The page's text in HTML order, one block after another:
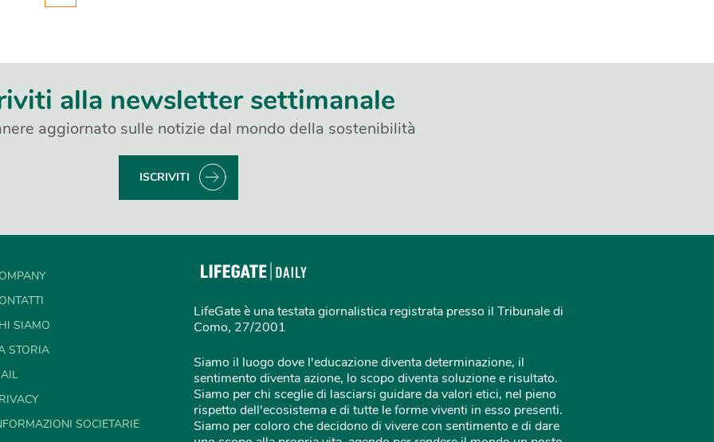
alla newsletter settimanale
aggiornato sulle notizie dal mondo della sostenibilità
ISCRIVITI
SIAMO
STORIA
SOCIETARIE
LifeGate è una testata giornalistica registrata presso il Tribunale di
Como, 27/2001
Siamo il luogo dove l'educazione diventa determinazione, il
sentimento diventa azione, lo scopo diventa soluzione e risultato.
Siamo per chi sceglie di lasciarsi guidare da valori etici, nel pieno
rispetto dell'ecosistema e di tutte le forme viventi in esso presenti.
Siamo per coloro che decidono di vivere con sentimento e di dare